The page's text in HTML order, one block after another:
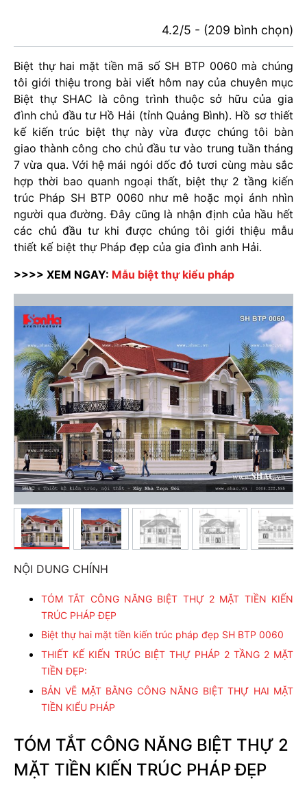
4.2/5 - (209 bình chọn)
Biệt thự hai mặt tiền mã số SH BTP 0060 mà chúng
tôi giới thiệu trong bài viết hôm nay của chuyên mục
Biệt thự SHAC là công trình thuộc sở hữu của gia
đình chủ đầu tư Hồ Hải (tỉnh Quảng Bình). Hồ sơ thiết
kế kiến trúc biệt thự này vừa được chúng tôi bàn
giao thành công cho chủ đầu tư vào trung tuần tháng
7 vừa qua. Với hệ mái ngói dốc đỏ tươi cùng màu sắc
hợp thời bao quanh ngoại thất, biệt thự 2 tầng kiến
trúc Pháp SH BTP 0060 như mê hoặc mọi ánh nhìn
người qua đường. Đây cũng là nhận định của hầu hết
các chủ đầu tư khi được chúng tôi giới thiệu mẫu
thiết kế biệt thự Pháp đẹp của gia đình anh Hải.
>>>> XEM NGAY: Mẫu biệt thự kiểu pháp
NỘI DUNG CHÍNH
TÓM TẮT CÔNG NĂNG BIỆT THỰ 2 MẶT TIỀN KIẾN
TRÚC PHÁP ĐẸP
Biệt thự hai mặt tiền kiến trúc pháp đẹp SH BTP 0060
THIẾT KẾ KIẾN TRÚC BIỆT THỰ PHÁP 2 TẦNG 2 MẶT
TIỀN ĐẸP:
BẢN VẼ MẶT BẰNG CÔNG NĂNG BIỆT THỰ HAI MẶT
TIỀN KIỂU PHÁP
TÓM TẮT CÔNG NĂNG BIỆT THỰ 2
MẶT TIỀN KIẾN TRÚC PHÁP ĐẸP